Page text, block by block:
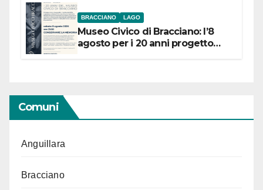
BRACCIANO LAGO
Museo Civico di Bracciano: l’8
agosto per i 20 anni progetto
Comuni
Anguillara
Bracciano